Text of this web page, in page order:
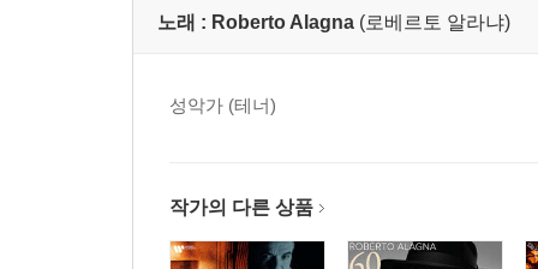
노래 : Roberto Alagna (로베르토 알라냐)
성악가 (테너)
작가의 다른 상품